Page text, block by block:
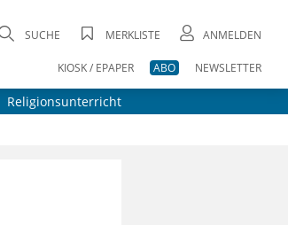
SUCHE MERKLISTE ANMELDEN
KIOSK / EPAPER ABO NEWSLETTER
Religionsunterricht